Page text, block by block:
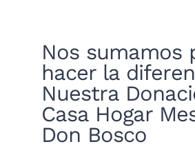
PRODUCTOS Y SERVICIOS
BLOG Y NOTICIAS
EMPRESA
Nos sumamos
hacer la
Nuestra
Casa Hogar
Don Bosco